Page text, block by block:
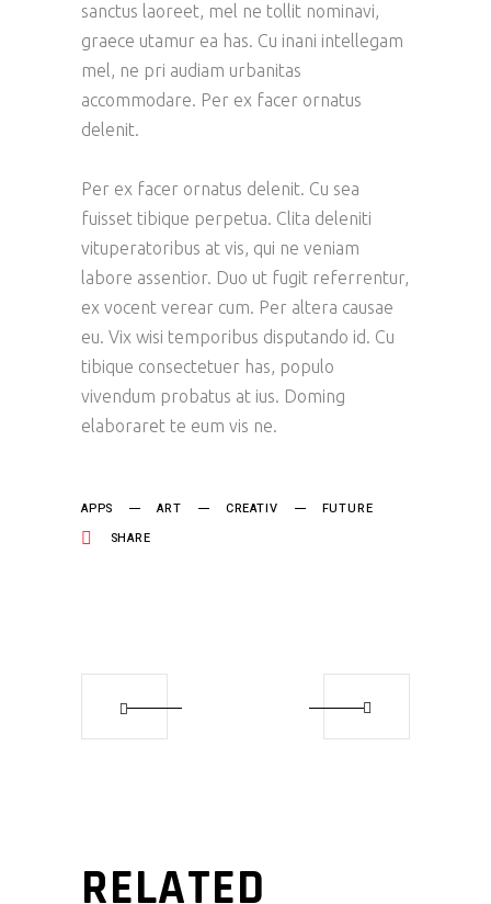
sanctus laoreet, mel ne tollit nominavi,
graece utamur ea has. Cu inani intellegam
mel, ne pri audiam urbanitas
accommodare. Per ex facer ornatus
delenit.
Per ex facer ornatus delenit. Cu sea
fuisset tibique perpetua. Clita deleniti
vituperatoribus at vis, qui ne veniam
labore assentior. Duo ut fugit referrentur,
ex vocent verear cum. Per altera causae
eu. Vix wisi temporibus disputando id. Cu
tibique consectetuer has, populo
vivendum probatus at ius. Doming
elaboraret te eum vis ne.
APPS ART CREATIV
FUTURE
SHARE
RELATED